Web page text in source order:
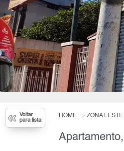
Voltar
para lista
HOME ZONA LESTE